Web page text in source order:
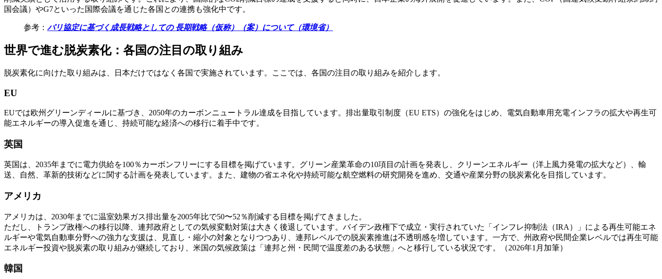
国会議）やG7といった国際会議を通じた各国との連携も強化中です。
参考： パリ協定に基づく成長戦略としての 長期戦略（仮称）（案）について（環境省）
世界で進む脱炭素化：各国の注目の取り組み
脱炭素化に向けた取り組みは、日本だけではなく各国で実施されています。ここでは、各国の注目の取り組みを紹介します。
EU
EUでは欧州グリーンディールに基づき、2050年のカーボンニュートラル達成を目指しています。排出量取引制度（EU ETS）の強化をはじめ、電気自動車用充電インフラの拡大や再生可
能エネルギーの導入促進を通じ、持続可能な経済への移行に着手中です。
英国
英国は、2035年までに電力供給を100％カーボンフリーにする目標を掲げています。グリーン産業革命の10項目の計画を発表し、クリーンエネルギー（洋上風力発電の拡大など）、輸
送、自然、革新的技術などに関する計画を発表しています。また、建物の省エネ化や持続可能な航空燃料の研究開発を進め、交通や産業分野の脱炭素化を目指しています。
アメリカ
アメリカは、2030年までに温室効果ガス排出量を2005年比で50〜52％削減する目標を掲げてきました。
ただし、トランプ政権への移行以降、連邦政府としての気候変動対策は大きく後退しています。バイデン政権下で成立・実行されていた「インフレ抑制法（IRA）」による再生可能エネ
ルギーや電気自動車分野への強力な支援は、見直し・縮小の対象となりつつあり、連邦レベルでの脱炭素推進は不透明感を増しています。一方で、州政府や民間企業レベルでは再生可能
エネルギー投資や脱炭素の取り組みが継続しており、米国の気候政策は「連邦と州・民間で温度差のある状態」へと移行している状況です。（2026年1月加筆）
韓国